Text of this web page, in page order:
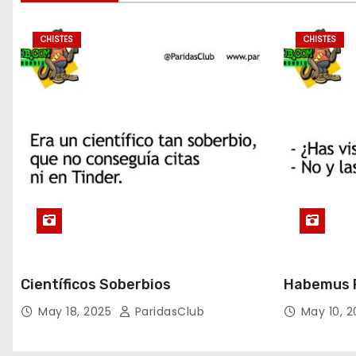
CHISTES
Científicos Soberbios
May 18, 2025 ParidasClub
CHISTES
Habemus
May 10,